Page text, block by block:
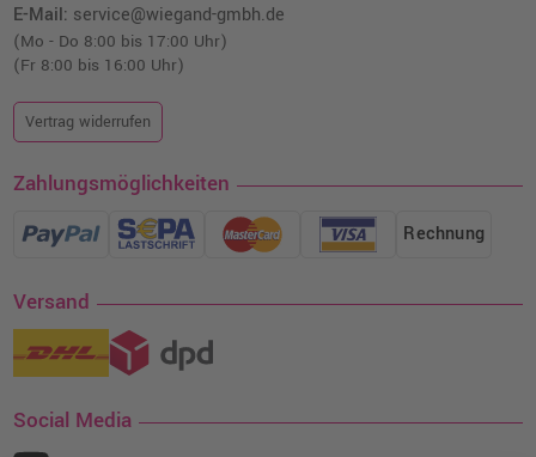
E-Mail: service@wiegand-gmbh.de
(Mo - Do 8:00 bis 17:00 Uhr)
(Fr 8:00 bis 16:00 Uhr)
Vertrag widerrufen
Zahlungsmöglichkeiten
Rechnung
Versand
Social Media